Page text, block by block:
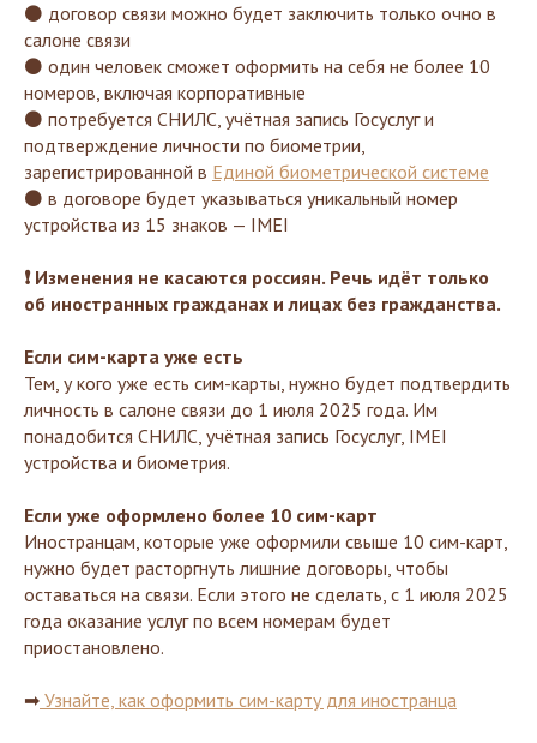
⚫ договор связи можно будет заключить только очно в
салоне связи
⚫ один человек сможет оформить на себя не более 10
номеров, включая корпоративные
⚫ потребуется СНИЛС, учётная запись Госуслуг и
подтверждение личности по биометрии,
зарегистрированной в Единой биометрической системе
⚫ в договоре будет указываться уникальный номер
устройства из 15 знаков — IMEI
❗ Изменения не касаются россиян. Речь идёт только
об иностранных гражданах и лицах без гражданства.
Если сим-карта уже есть
Тем, у кого уже есть сим-карты, нужно будет подтвердить
личность в салоне связи до 1 июля 2025 года. Им
понадобится СНИЛС, учётная запись Госуслуг, IMEI
устройства и биометрия.
Если уже оформлено более 10 сим-карт
Иностранцам, которые уже оформили свыше 10 сим-карт,
нужно будет расторгнуть лишние договоры, чтобы
оставаться на связи. Если этого не сделать, с 1 июля 2025
года оказание услуг по всем номерам будет
приостановлено.
➡ Узнайте, как оформить сим-карту для иностранца